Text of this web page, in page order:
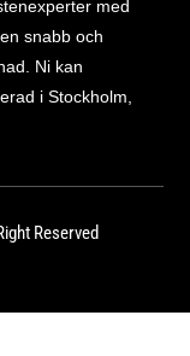
med
snabb och
Ni kan
i Stockholm,
Reserved